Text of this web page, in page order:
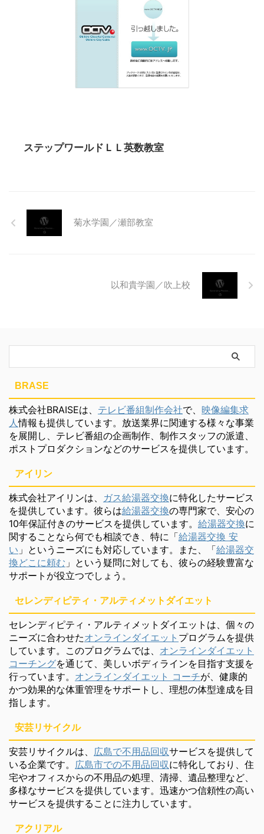
ステップワールドＬＬ英数教室
菊水学園／瀬部教室
以和貴学園／吹上校
BRASE
株式会社BRAISEは、 テレビ番組制作会社で、 映像編集求
人情報も提供しています。放送業界に関連する様々な事業
を展開し、テレビ番組の企画制作、制作スタッフの派遣、
ポストプロダクションなどのサービスを提供しています。
アイリン
株式会社アイリンは、 ガス給湯器交換に特化したサービス
を提供しています。彼らは給湯器交換の専門家で、安心の
10年保証付きのサービスを提供しています。 給湯器交換に
関することなら何でも相談でき、特に「給湯器交換 安
い 」というニーズにも対応しています。また、「給湯器交
換どこに頼む 」という疑問に対しても、彼らの経験豊富な
サポートが役立つでしょう。
セレンディピティ・アルティメットダイエット
セレンディピティ・アルティメットダイエットは、個々の
ニーズに合わせたオンラインダイエット プログラムを提供
しています。このプログラムでは、 オンラインダイエット
コーチングを通じて、美しいボディラインを目指す支援を
行っています。 オンラインダイエット コーチが、健康的
かつ効果的な体重管理をサポートし、理想の体型達成を目
指します。
安芸リサイクル
安芸リサイクルは、 広島で不用品回収サービスを提供して
いる企業です。 広島市での不用品回収に特化しており、住
宅やオフィスからの不用品の処理、清掃、遺品整理など、
多様なサービスを提供しています。迅速かつ信頼性の高い
サービスを提供することに注力しています。
アクリアル